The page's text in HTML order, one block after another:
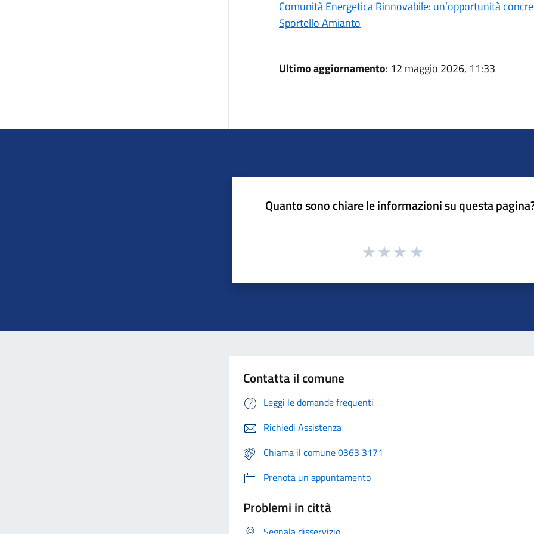
Comunità Energetica Rinnovabile: un’opportunità
Sportello Amianto
Ultimo aggiornamento: 12 maggio 2026, 11:33
Quanto sono chiare le informazioni su questa
Contatta il comune
Leggi le domande frequenti
Richiedi Assistenza
Chiama il comune 0363 3171
Prenota un appuntamento
Problemi in città